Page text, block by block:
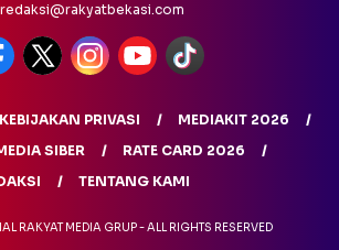
redaksi@rakyatbekasi.com
KEBIJAKAN PRIVASI
MEDIAKIT 2026
SIBER
RATE CARD 2026
TENTANG KAMI
RAKYAT MEDIA GRUP - ALL RIGHTS RESERVED